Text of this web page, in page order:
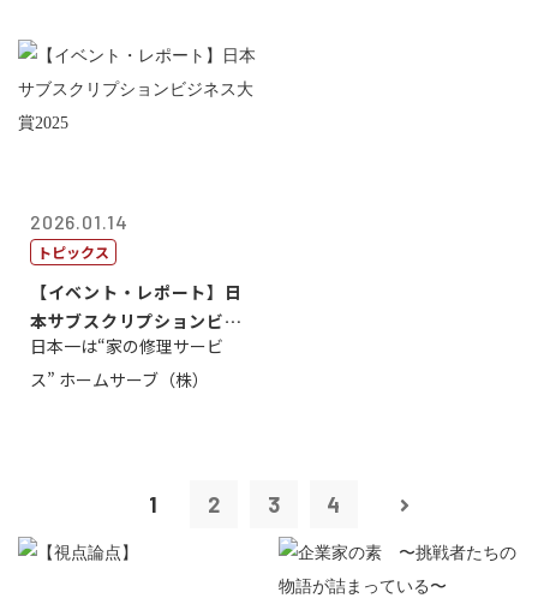
2026.01.14
トピックス
【イベント・レポート】日
本サブスクリプションビジ
ネス大賞20...
日本一は“家の修理サービ
ス” ホームサーブ（株）
1 2 3 4